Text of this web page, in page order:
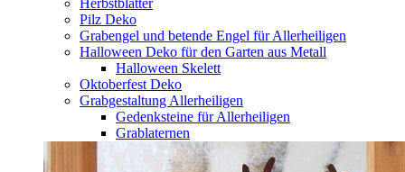
Herbstblätter
Pilz Deko
Grabengel und betende Engel für Allerheiligen
Halloween Deko für den Garten aus Metall
Halloween Skelett
Oktoberfest Deko
Grabgestaltung Allerheiligen
Gedenksteine für Allerheiligen
Grablaternen